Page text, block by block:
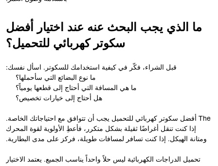
ما الذي يجب البحث عنه عند اختيار أفضل
سكوتر كهربائي للتحميل؟
قبل الشراء، فكّر في كيفية استخدامك للسكوتر. اسأل نفسك:
ما نوع البضائع التي سأحملها؟
ما هي المسافة التي أحتاج إلى قطعها يومياً؟
هل أحتاج إلى خيارات تخصيص؟
The أفضل سكوتر كهربائي للتحميل يجب أن تتوافق مع احتياجاتك الخاصة.
إذا كنت تنقل أغراضًا ثقيلة بشكل متكرر، فأعطِ الأولوية لقوة المحرك
ومتانة الهيكل. إذا كنت تسافر لمسافات طويلة، فركز على مدى البطارية.
تحميل الدراجات الكهربائية ليس حلاً واحداً يناسب الجميع. يعتمد الاختيار